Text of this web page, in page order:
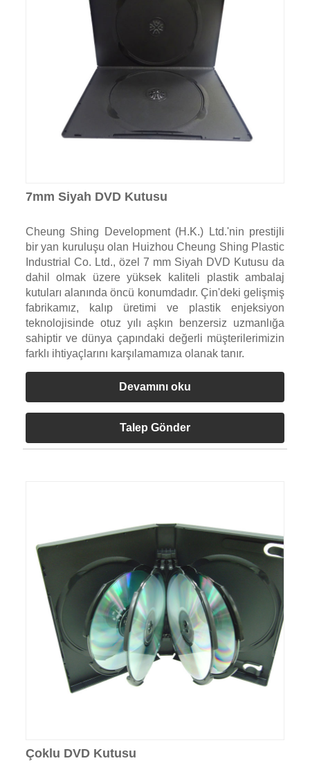
7mm Siyah DVD Kutusu
Cheung Shing Development (H.K.) Ltd.'nin prestijli
bir yan kuruluşu olan Huizhou Cheung Shing Plastic
Industrial Co. Ltd., özel 7 mm Siyah DVD Kutusu da
dahil olmak üzere yüksek kaliteli plastik ambalaj
kutuları alanında öncü konumdadır. Çin'deki gelişmiş
fabrikamız, kalıp üretimi ve plastik enjeksiyon
teknolojisinde otuz yılı aşkın benzersiz uzmanlığa
sahiptir ve dünya çapındaki değerli müşterilerimizin
farklı ihtiyaçlarını karşılamamıza olanak tanır.
Devamını oku
Talep Gönder
Çoklu DVD Kutusu